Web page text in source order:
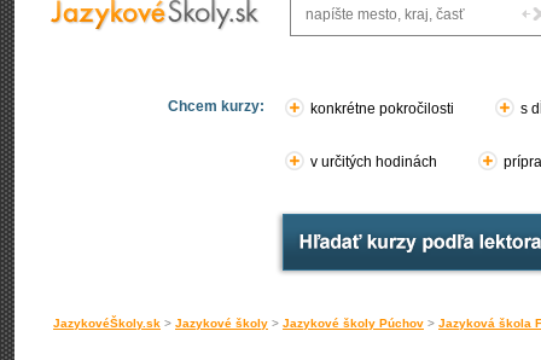
Chcem kurzy: konkrétne pokročilosti s
v určitých hodinách
JazykovéŠkoly.sk > Jazykové školy > Jazykové školy Púchov > Jazyková škola